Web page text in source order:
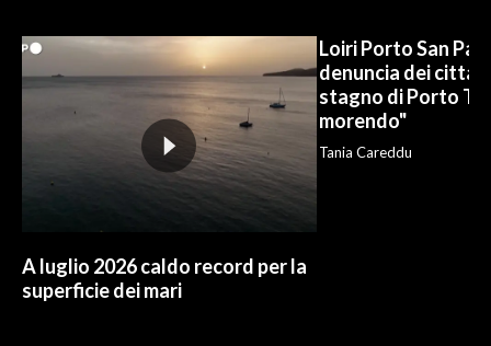
INFO AZIENDE
ABBONATI
ANNUNCI
PUBBLICITÀ
A luglio 2026 caldo record per la
superficie dei mari
Loiri Porto San
denuncia dei
stagno di Porto
morendo"
Tania Careddu